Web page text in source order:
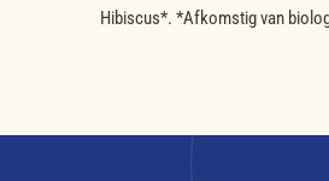
Hibiscus*. *Afkomstig van